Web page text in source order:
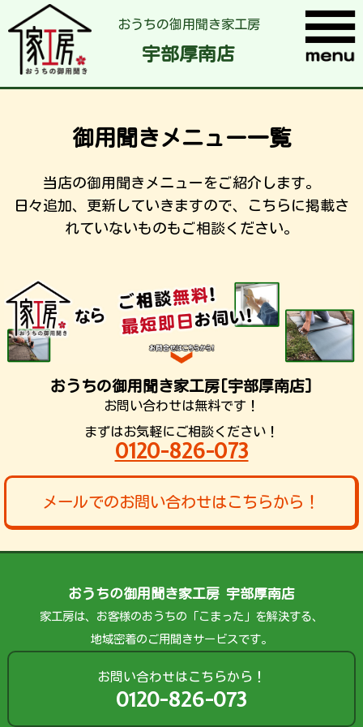
おうちの御用聞き家工房
宇部厚南店
御用聞きメニュー一覧
当店の御用聞きメニューをご紹介します。
日々追加、更新していきますので、こちらに掲載さ
れていないものもご相談ください。
おうちの御用聞き家工房[宇部厚南店]
お問い合わせは無料です！
まずはお気軽にご相談ください！
0120-826-073
メールでのお問い合わせはこちらから！
おうちの御用聞き家工房 宇部厚南店
家工房は、お客様のおうちの「こまった」を解決する、
地域密着のご用聞きサービスです。
お問い合わせはこちらから！
0120-826-073